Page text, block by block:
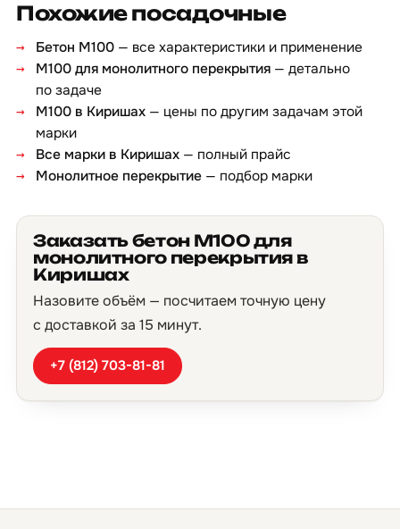
Похожие посадочные
Бетон М100 — все характеристики и применение
М100 для монолитного перекрытия — детально
по задаче
М100 в Киришах — цены по другим задачам этой
марки
Все марки в Киришах — полный прайс
Монолитное перекрытие — подбор марки
Заказать бетон М100 для
монолитного перекрытия в
Киришах
Назовите объём — посчитаем точную цену
с доставкой за 15 минут.
+7 (812) 703-81-81